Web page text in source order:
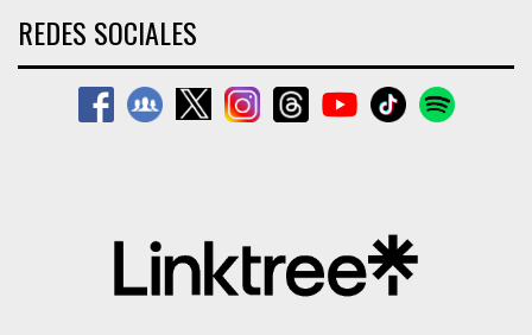
REDES SOCIALES